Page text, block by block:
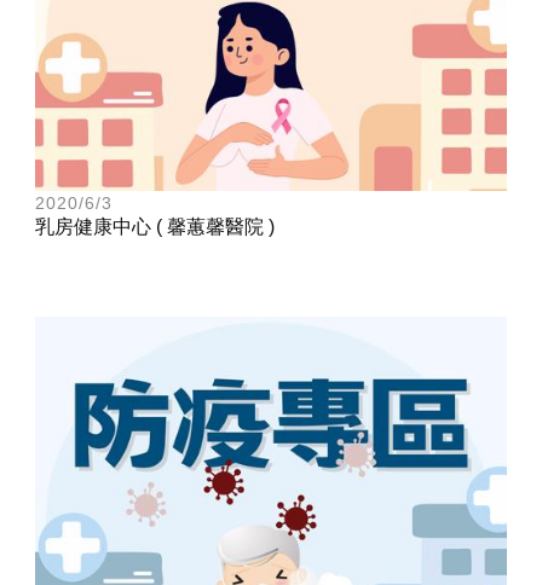
2020/6/3
乳房健康中心 ( 馨蕙馨醫院 )